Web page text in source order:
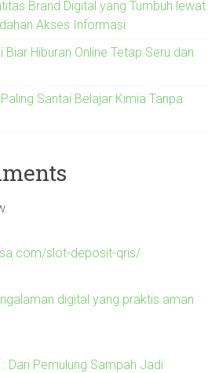
Brand Digital yang Tumbuh lewat
Akses Informasi
Hiburan Online Tetap Seru dan
Santai Belajar Kimia Tanpa
slot-deposit-qris/
digital yang praktis aman
Dari Pemulung Sampah Jadi